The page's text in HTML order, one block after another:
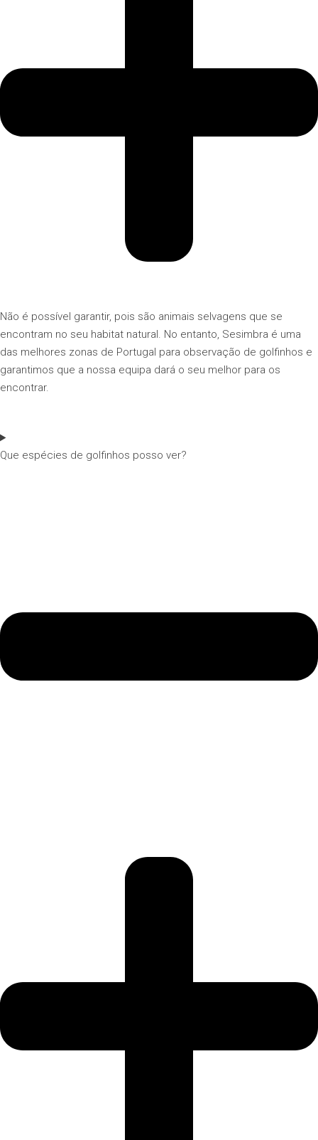
Não é possível garantir, pois são animais selvagens que se
encontram no seu habitat natural. No entanto, Sesimbra é uma
das melhores zonas de Portugal para observação de golfinhos e
garantimos que a nossa equipa dará o seu melhor para os
encontrar.
Que espécies de golfinhos posso ver?